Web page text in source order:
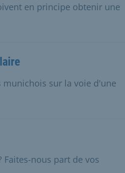
en principe obtenir une
sur la voie d'une
nous part de vos